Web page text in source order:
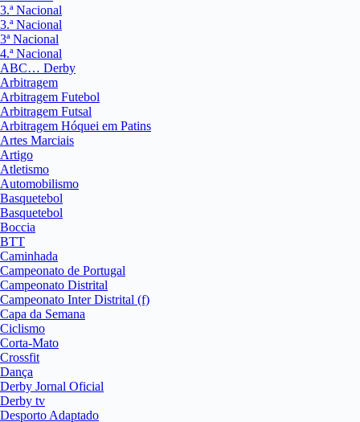
3.ª Nacional
3.ª Nacional
3ª Nacional
4.ª Nacional
ABC… Derby
Arbitragem
Arbitragem Futebol
Arbitragem Futsal
Arbitragem Hóquei em Patins
Artes Marciais
Artigo
Atletismo
Automobilismo
Basquetebol
Basquetebol
Boccia
BTT
Caminhada
Campeonato de Portugal
Campeonato Distrital
Campeonato Inter Distrital (f)
Capa da Semana
Ciclismo
Corta-Mato
Crossfit
Dança
Derby Jornal Oficial
Derby tv
Desporto Adaptado